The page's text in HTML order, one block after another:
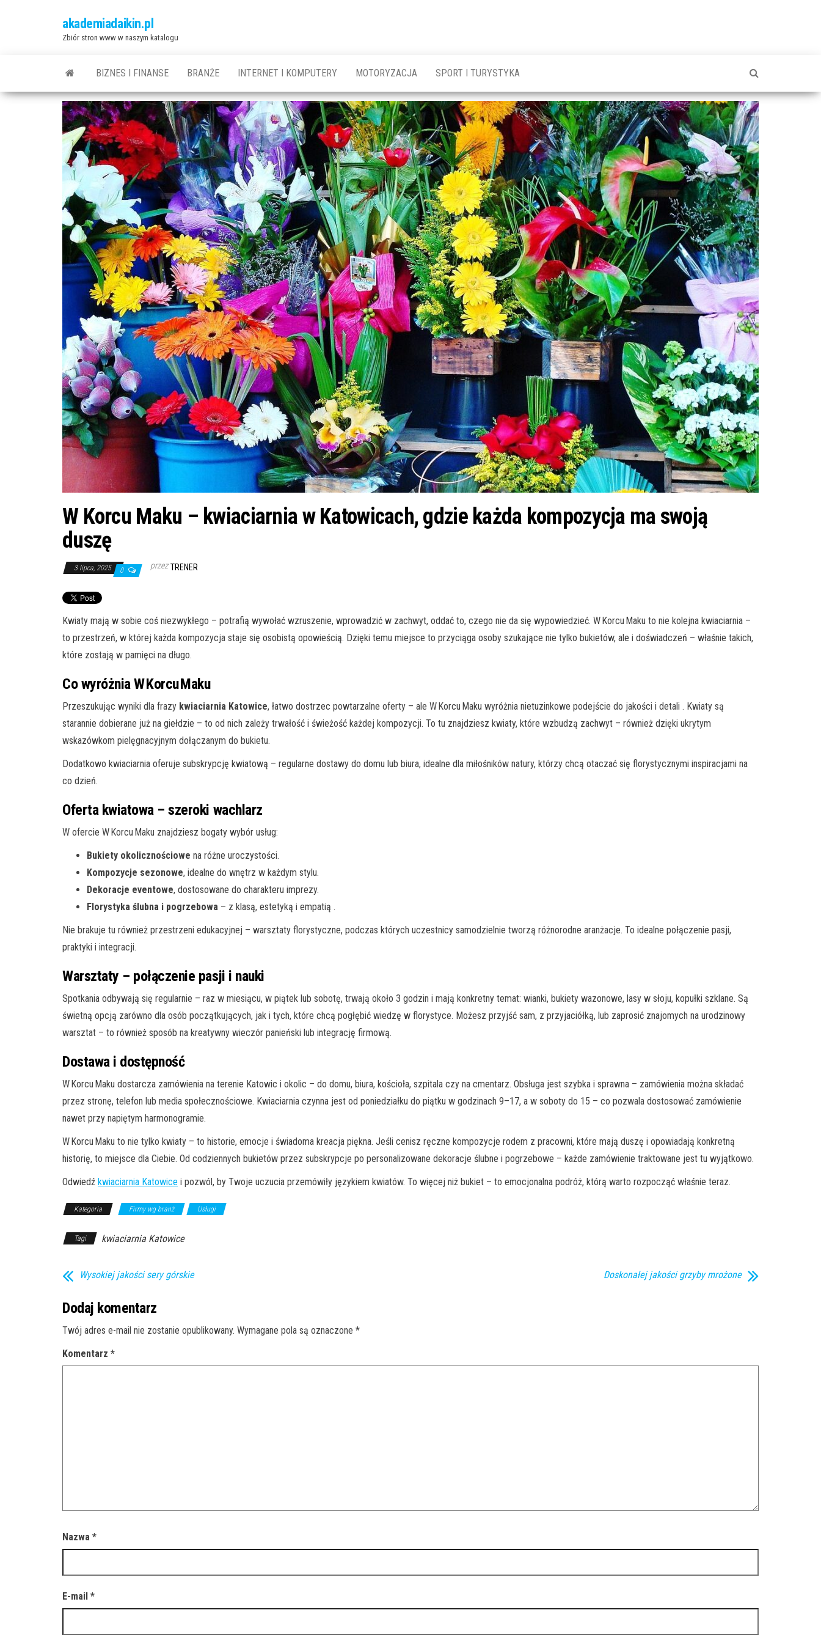
akademiadaikin.pl
Zbiór stron www w naszym katalogu
BIZNES I FINANSE BRANŻE INTERNET I KOMPUTERY MOTORYZACJA SPORT I TURYSTYKA
W Korcu Maku – kwiaciarnia w Katowicach, gdzie każda kompozycja ma swoją
duszę
3 lipca, 2025 0 przez TRENER
Kwiaty mają w sobie coś niezwykłego – potrafią wywołać wzruszenie, wprowadzić w zachwyt, oddać to, czego nie da się wypowiedzieć. W Korcu Maku to nie kolejna kwiaciarnia –
to przestrzeń, w której każda kompozycja staje się osobistą opowieścią. Dzięki temu miejsce to przyciąga osoby szukające nie tylko bukietów, ale i doświadczeń – właśnie takich,
które zostają w pamięci na długo.
Co wyróżnia W Korcu Maku
Przeszukując wyniki dla frazy kwiaciarnia Katowice, łatwo dostrzec powtarzalne oferty – ale W Korcu Maku wyróżnia nietuzinkowe podejście do jakości i detali . Kwiaty są
starannie dobierane już na giełdzie – to od nich zależy trwałość i świeżość każdej kompozycji. To tu znajdziesz kwiaty, które wzbudzą zachwyt – również dzięki ukrytym
wskazówkom pielęgnacyjnym dołączanym do bukietu.
Dodatkowo kwiaciarnia oferuje subskrypcję kwiatową – regularne dostawy do domu lub biura, idealne dla miłośników natury, którzy chcą otaczać się florystycznymi inspiracjami na
co dzień.
Oferta kwiatowa – szeroki wachlarz
W ofercie W Korcu Maku znajdziesz bogaty wybór usług:
Bukiety okolicznościowe na różne uroczystości.
Kompozycje sezonowe, idealne do wnętrz w każdym stylu.
Dekoracje eventowe, dostosowane do charakteru imprezy.
Florystyka ślubna i pogrzebowa – z klasą, estetyką i empatią .
Nie brakuje tu również przestrzeni edukacyjnej – warsztaty florystyczne, podczas których uczestnicy samodzielnie tworzą różnorodne aranżacje. To idealne połączenie pasji,
praktyki i integracji.
Warsztaty – połączenie pasji i nauki
Spotkania odbywają się regularnie – raz w miesiącu, w piątek lub sobotę, trwają około 3 godzin i mają konkretny temat: wianki, bukiety wazonowe, lasy w słoju, kopułki szklane. Są
świetną opcją zarówno dla osób początkujących, jak i tych, które chcą pogłębić wiedzę w florystyce. Możesz przyjść sam, z przyjaciółką, lub zaprosić znajomych na urodzinowy
warsztat – to również sposób na kreatywny wieczór panieński lub integrację firmową.
Dostawa i dostępność
W Korcu Maku dostarcza zamówienia na terenie Katowic i okolic – do domu, biura, kościoła, szpitala czy na cmentarz. Obsługa jest szybka i sprawna – zamówienia można składać
przez stronę, telefon lub media społecznościowe. Kwiaciarnia czynna jest od poniedziałku do piątku w godzinach 9–17, a w soboty do 15 – co pozwala dostosować zamówienie
nawet przy napiętym harmonogramie.
W Korcu Maku to nie tylko kwiaty – to historie, emocje i świadoma kreacja piękna. Jeśli cenisz ręczne kompozycje rodem z pracowni, które mają duszę i opowiadają konkretną
historię, to miejsce dla Ciebie. Od codziennych bukietów przez subskrypcje po personalizowane dekoracje ślubne i pogrzebowe – każde zamówienie traktowane jest tu wyjątkowo.
Odwiedź kwiaciarnia Katowice i pozwól, by Twoje uczucia przemówiły językiem kwiatów. To więcej niż bukiet – to emocjonalna podróż, którą warto rozpocząć właśnie teraz.
Kategoria Firmy wg branż Usługi
Tagi kwiaciarnia Katowice
Wysokiej jakości sery górskie Doskonałej jakości grzyby mrożone
Dodaj komentarz
Twój adres e-mail nie zostanie opublikowany. Wymagane pola są oznaczone *
Komentarz *
Nazwa *
E-mail *